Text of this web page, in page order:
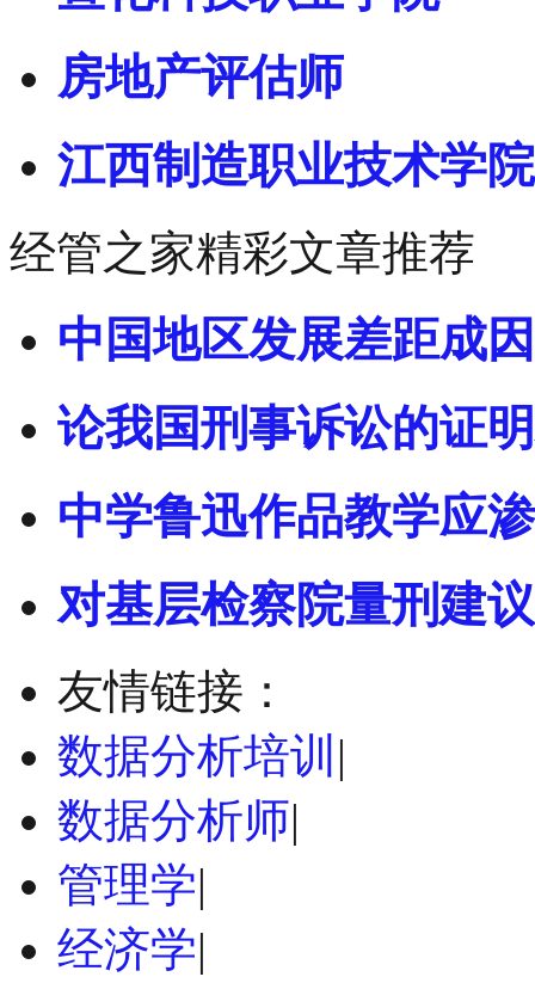
房地产评估师
江西制造职业技术学院
经管之家精彩文章推荐
中国地区发展差距成
论我国刑事诉讼的证
中学鲁迅作品教学应
对基层检察院量刑建
友情链接：
数据分析培训 |
数据分析师|
管理学|
经济学|